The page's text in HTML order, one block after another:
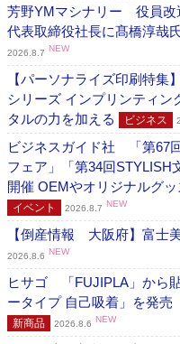
芳野YMマシナリー 役員改
代表取締役社長に髙橋淳哉
2026.8.7 NEW
【パーソナライズ印刷特
シリーズ インプリンティ
タルの力を加える
ビジネス
ビジネスガイド社 「第67
フェア」「第34回STYLISH
開催 OEMやオリジナルグ
イベント 2026.8.7 NEW
【倒産情報 大阪府】富士
2026.8.6 NEW
ヒサゴ 「FUJIPLA」から
ータイプ 自己吸着」を発
新商品 2026.8.6 NEW